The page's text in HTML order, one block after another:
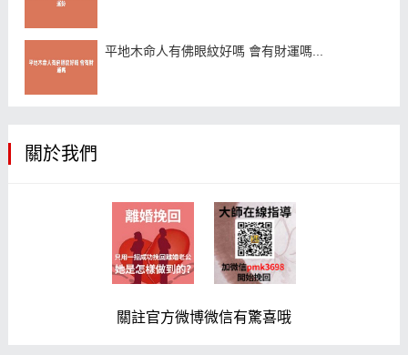
平地木命人有佛眼紋好嗎 會有財運嗎...
關於我們
關註官方微博微信有驚喜哦